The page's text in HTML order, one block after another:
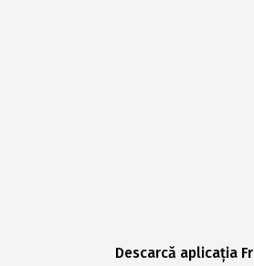
Descarcă aplicația